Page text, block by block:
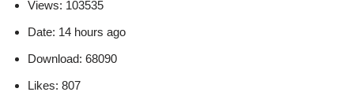
Views: 103535
Date: 14 hours ago
Download: 68090
Likes: 807